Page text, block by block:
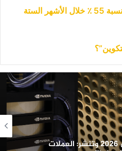
لماذا انخفض الـ”بيتكوين” بنسبة 55 ٪ خلال الأشهر الستة
شركة a16z تُراهن على 2026 وتنشر: العملات